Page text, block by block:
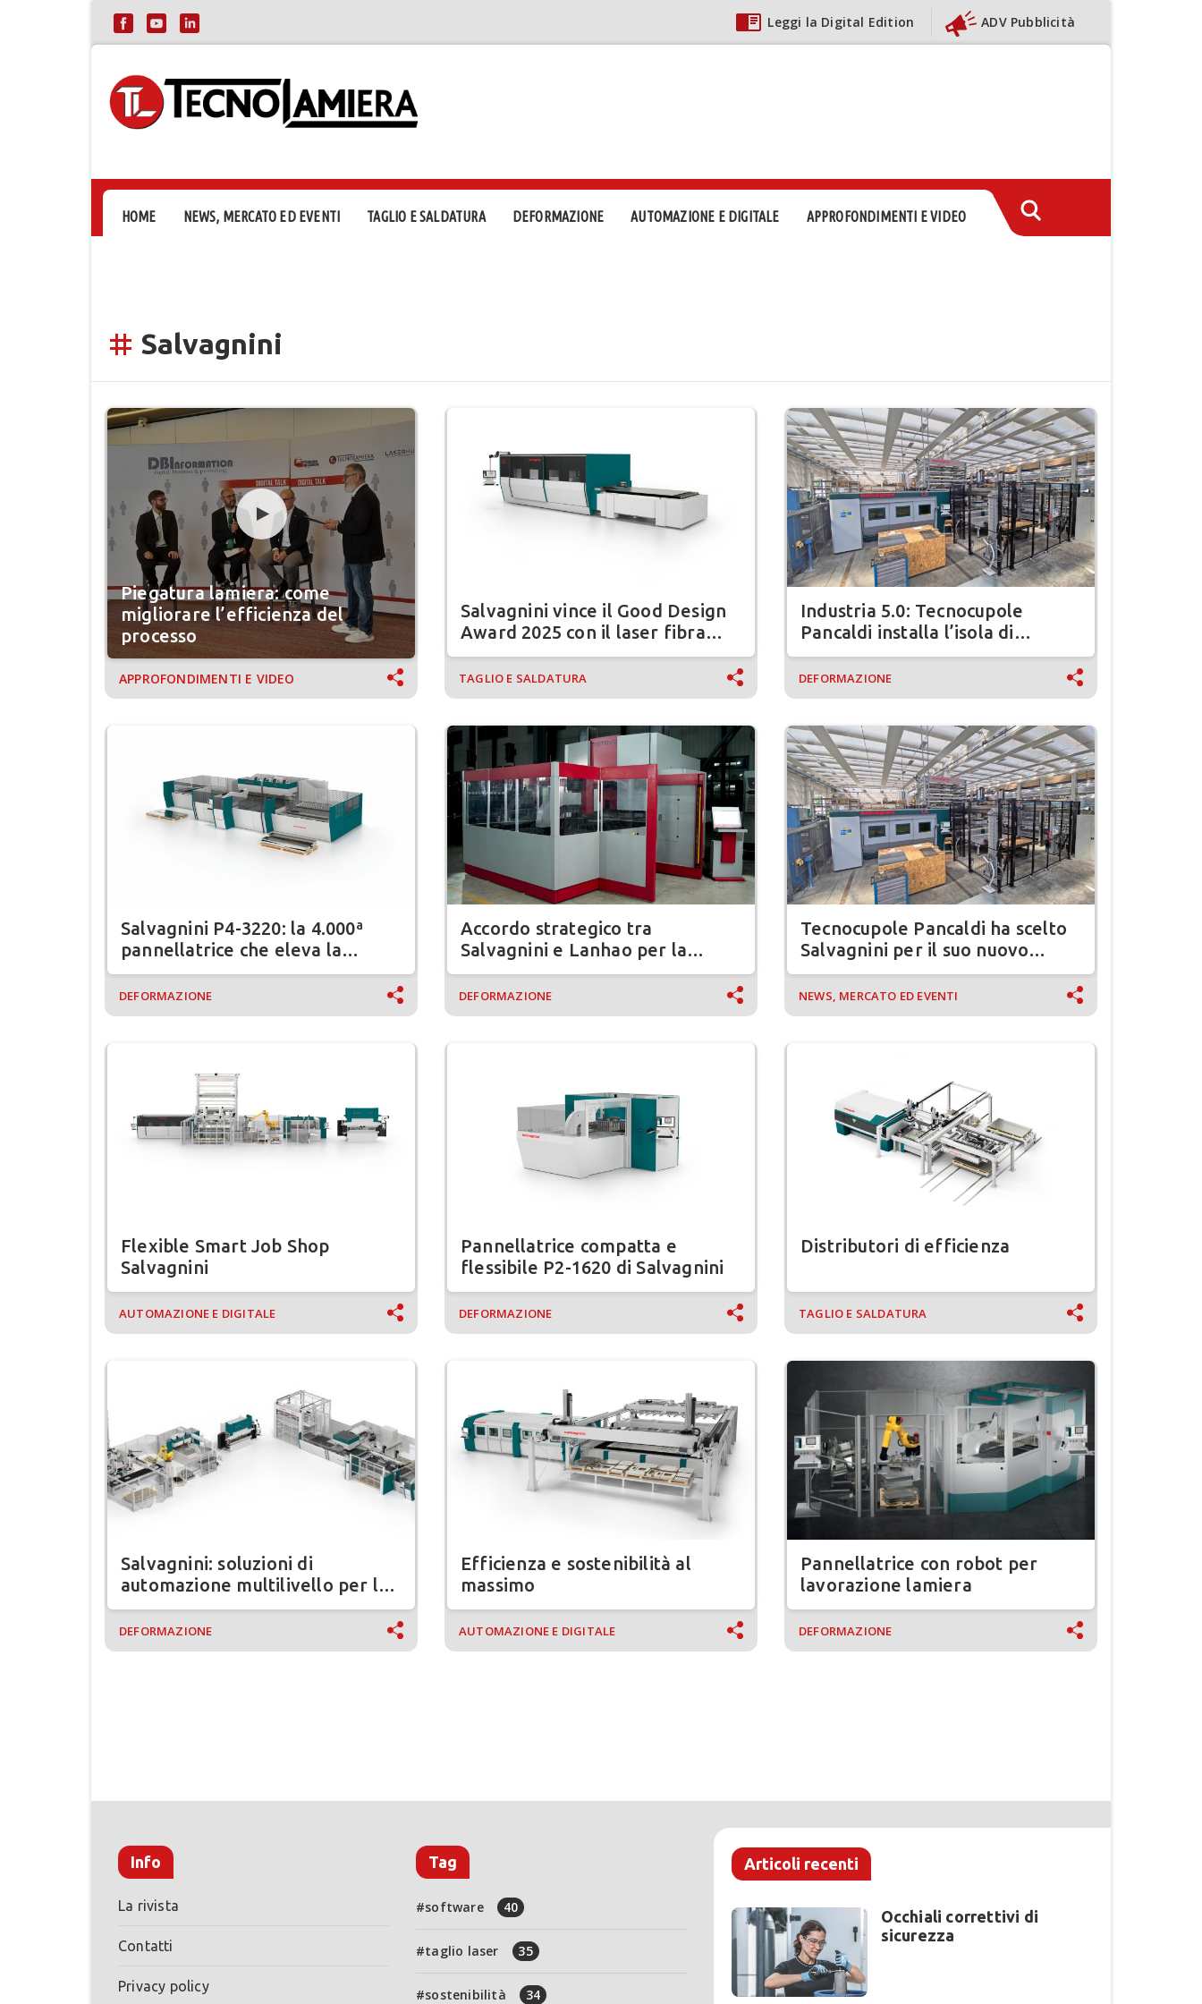
Leggi la Digital Edition ADV Pubblicità
HOME NEWS, MERCATO ED EVENTI TAGLIO E SALDATURA DEFORMAZIONE AUTOMAZIONE E DIGITALE APPROFONDIMENTI E VIDEO
tag Salvagnini
Piegatura lamiera: come
migliorare l’efficienza del
processo
APPROFONDIMENTI E VIDEO
Salvagnini vince il Good Design
Award 2025 con il laser fibra
L3.G4
TAGLIO E SALDATURA
Industria 5.0: Tecnocupole
Pancaldi installa l’isola di
piegatura robotizzata Salvagnini
DEFORMAZIONE
Salvagnini P4-3220: la 4.000ª
pannellatrice che eleva la
piegatura lamiera verso
l’automazione totale
DEFORMAZIONE
Accordo strategico tra
Salvagnini e Lanhao per la
distribuzione delle pannellatrici
METEVO
DEFORMAZIONE
Tecnocupole Pancaldi ha scelto
Salvagnini per il suo nuovo
impianto produttivo
NEWS, MERCATO ED EVENTI
Flexible Smart Job Shop
Salvagnini
AUTOMAZIONE E DIGITALE
Pannellatrice compatta e
flessibile P2-1620 di Salvagnini
DEFORMAZIONE
Distributori di efficienza
TAGLIO E SALDATURA
Salvagnini: soluzioni di
automazione multilivello per le
fabbriche del futuro
DEFORMAZIONE
Efficienza e sostenibilità al
massimo
AUTOMAZIONE E DIGITALE
Pannellatrice con robot per
lavorazione lamiera
DEFORMAZIONE
Info
La rivista
Contatti
Privacy policy
Tag
software 40
taglio laser 35
sostenibilità 34
Articoli recenti
Occhiali correttivi di
sicurezza